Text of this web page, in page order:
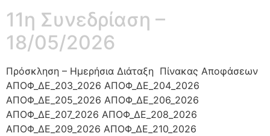
11η Συνεδρίαση –
18/05/2026
Πρόσκληση – Ημερήσια Διάταξη Πίνακας Αποφάσεων
ΑΠΟΦ_ΔΕ_203_2026 ΑΠΟΦ_ΔΕ_204_2026
ΑΠΟΦ_ΔΕ_205_2026 ΑΠΟΦ_ΔΕ_206_2026
ΑΠΟΦ_ΔΕ_207_2026 ΑΠΟΦ_ΔΕ_208_2026
ΑΠΟΦ_ΔΕ_209_2026 ΑΠΟΦ_ΔΕ_210_2026